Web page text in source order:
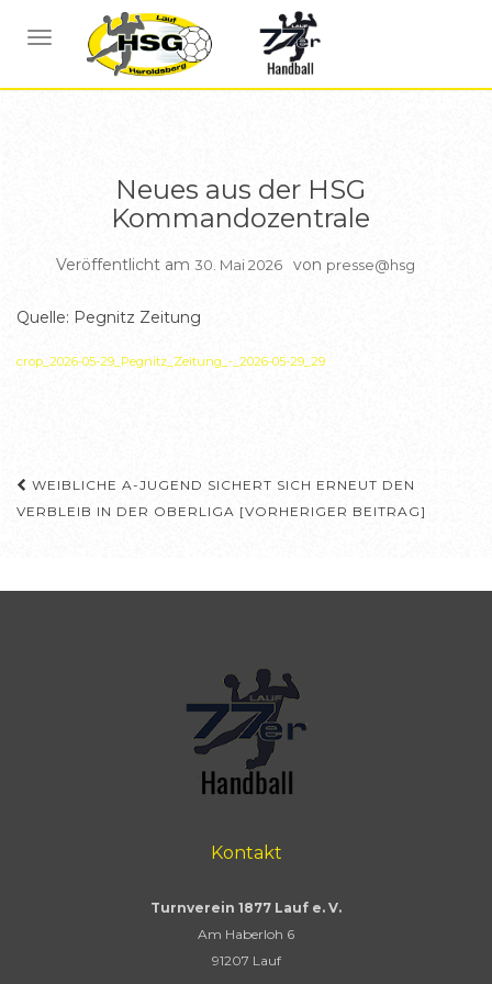
NAVIGATION UMSCHALTEN
ALLGEMEIN
Neues aus der HSG
Kommandozentrale
Veröffentlicht am 30. Mai 2026 von presse@hsg
Quelle: Pegnitz Zeitung
crop_2026-05-29_Pegnitz_Zeitung_-_2026-05-29_29
Beitragsnavigation
WEIBLICHE A-JUGEND SICHERT SICH ERNEUT DEN
VERBLEIB IN DER OBERLIGA [VORHERIGER BEITRAG]
Kontakt
Turnverein 1877 Lauf e. V.
Am Haberloh 6
91207 Lauf